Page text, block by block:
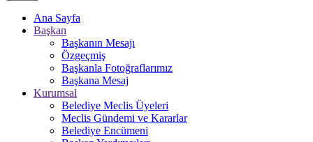
Ana Sayfa
Başkan
Başkanın Mesajı
Özgeçmiş
Başkanla Fotoğraflarımız
Başkana Mesaj
Kurumsal
Belediye Meclis Üyeleri
Meclis Gündemi ve Kararlar
Belediye Encümeni